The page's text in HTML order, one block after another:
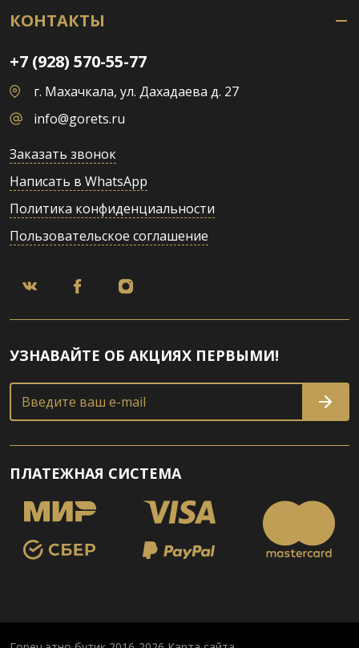
КОНТАКТЫ
+7 (928) 570-55-77
г. Махачкала, ул. Дахадаева д. 27
info@gorets.ru
Заказать звонок
Написать в WhatsApp
Политика конфиденциальности
Пользовательское соглашение
УЗНАВАЙТЕ ОБ АКЦИЯХ ПЕРВЫМИ!
Введите ваш e-mail
ПЛАТЕЖНАЯ СИСТЕМА